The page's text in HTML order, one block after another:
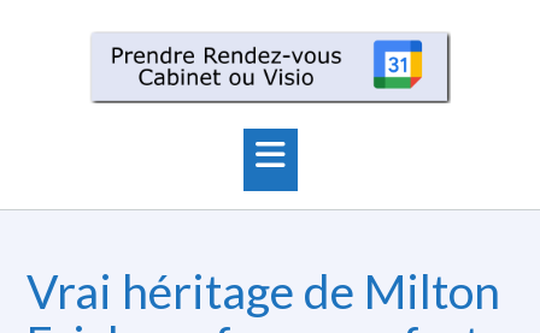
Vrai héritage de Milton